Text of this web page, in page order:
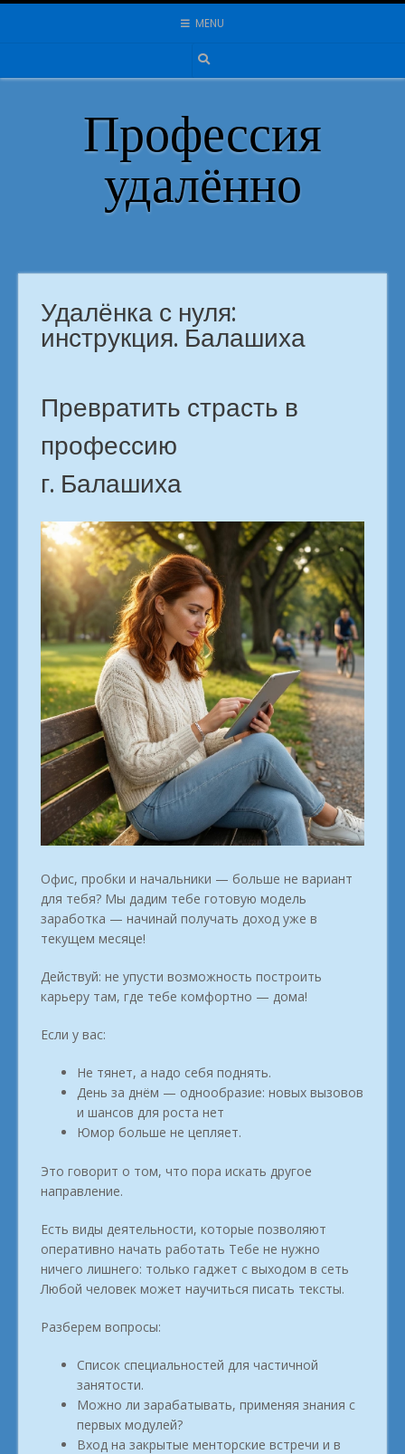
Skip
MENU
Профессия
удалённо
Удалёнка с нуля:
инструкция. Балашиха
Превратить страсть в
профессию
г. Балашиха
Офис, пробки и начальники — больше не вариант
для тебя? Мы дадим тебе готовую модель
заработка — начинай получать доход уже в
текущем месяце!
Действуй: не упусти возможность построить
карьеру там, где тебе комфортно — дома!
Если у вас:
Не тянет, а надо себя поднять.
День за днём — однообразие: новых вызовов
и шансов для роста нет
Юмор больше не цепляет.
Это говорит о том, что пора искать другое
направление.
Есть виды деятельности, которые позволяют
оперативно начать работать Тебе не нужно
ничего лишнего: только гаджет с выходом в сеть
Любой человек может научиться писать тексты.
Разберем вопросы:
Список специальностей для частичной
занятости.
Можно ли зарабатывать, применяя знания с
первых модулей?
Вход на закрытые менторские встречи и в